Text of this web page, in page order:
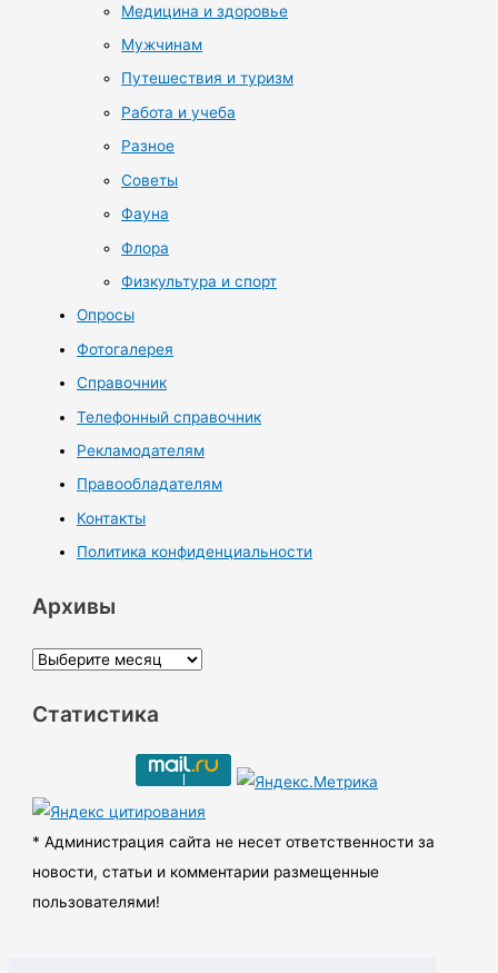
Медицина и здоровье
Мужчинам
Путешествия и туризм
Работа и учеба
Разное
Советы
Фауна
Флора
Физкультура и спорт
Опросы
Фотогалерея
Справочник
Телефонный справочник
Рекламодателям
Правообладателям
Контакты
Политика конфиденциальности
Архивы
А
х
ы
Статистика
* Администрация сайта не несет ответственности за
новости, статьи и комментарии размещенные
пользователями!